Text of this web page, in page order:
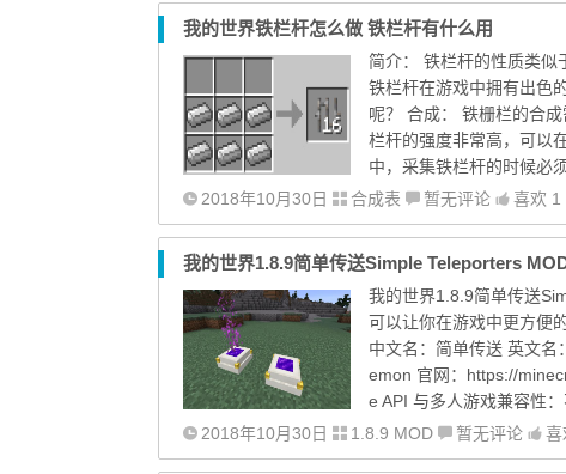
我的世界铁栏杆怎么做 铁栏杆有什么用
简介： 铁栏杆的性质类似
铁栏杆在游戏中拥有出色
呢？ 合成： 铁栅栏的合
栏杆的强度非常高，可以
中，采集铁栏杆的时候必
2018年10月30日
合成表 暂无评论 喜欢 1
我的世界1.8.9简单传送Simple Teleporters
我的世界1.8.9简单传送
可以让你在游戏中更方便
中文名：简单传送 英文名
emon 官网：https://
e API 与多人游戏兼容性
2018年10月30日
1.8.9 MOD 暂无评论 喜